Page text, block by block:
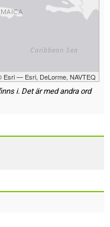
Esri — Esri, DeLorme, NAVTEQ
i. Det är med andra ord